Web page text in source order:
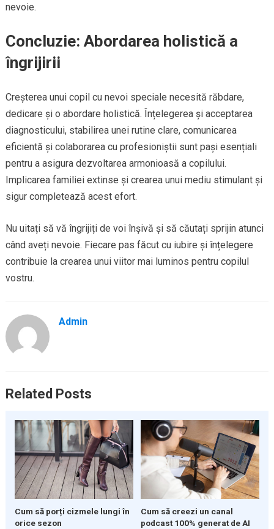
nevoie.
Concluzie: Abordarea holistică a
îngrijirii
Creșterea unui copil cu nevoi speciale necesită răbdare,
dedicare și o abordare holistică. Înțelegerea și acceptarea
diagnosticului, stabilirea unei rutine clare, comunicarea
eficientă și colaborarea cu profesioniștii sunt pași esențiali
pentru a asigura dezvoltarea armonioasă a copilului.
Implicarea familiei extinse și crearea unui mediu stimulant și
sigur completează acest efort.
Nu uitați să vă îngrijiți de voi înșivă și să căutați sprijin atunci
când aveți nevoie. Fiecare pas făcut cu iubire și înțelegere
contribuie la crearea unui viitor mai luminos pentru copilul
vostru.
Admin
Related Posts
Cum să porți cizmele lungi în
orice sezon
Cum să creezi un canal
podcast 100% generat de AI